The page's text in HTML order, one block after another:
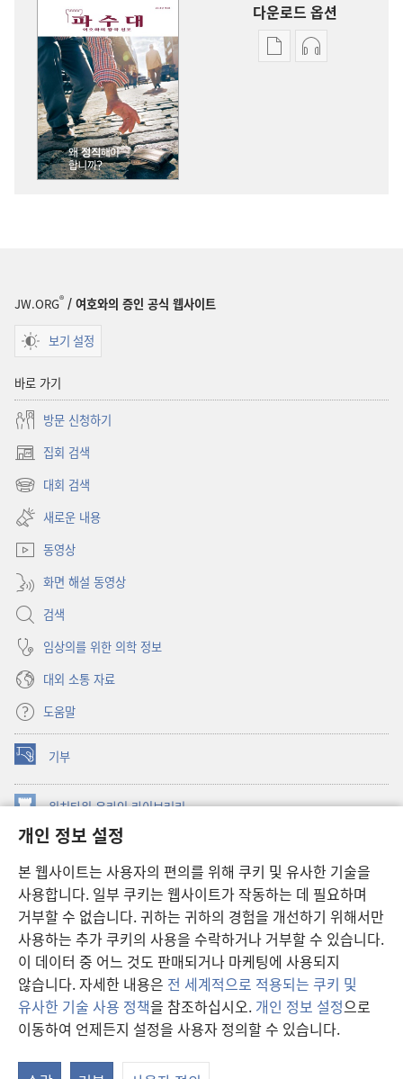
개인 정보 설정
본 웹사이트는 사용자의 편의를 위해 쿠키 및 유사한 기술을
사용합니다. 일부 쿠키는 웹사이트가 작동하는 데 필요하며
거부할 수 없습니다. 귀하는 귀하의 경험을 개선하기 위해서만
사용하는 추가 쿠키의 사용을 수락하거나 거부할 수 있습니다.
이 데이터 중 어느 것도 판매되거나 마케팅에 사용되지
않습니다. 자세한 내용은 전 세계적으로 적용되는 쿠키 및
유사한 기술 사용 정책을 참조하십시오. 개인 정보 설정으로
이동하여 언제든지 설정을 사용자 정의할 수 있습니다.
다운로드 옵션
출판물오디오
JW.ORG® / 여호와의 증인 공식 웹사이트
보기 설정
바로 가기
방문 신청하기
집회 검색
(새로운
창
대회 검색
(새로운
창
열기)
새로운 내용
동영상
화면 해설 동영상
검색
임상의를 위한 의학 정보
대외 소통 자료
도움말
기부
(새로운
창
열기) 워치타워 온라인 라이브러리
창
JW Hub ®
창
열기) JW 라이브러리
워치타워 라이브러리
Copyright© 2026 Watch Tower Bible and Tract Society of Pennsylvania.
이용 약관| 개인 정보 보호 정책| 개인 정보 보호 설정